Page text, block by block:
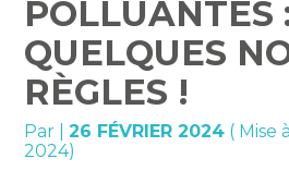
POLLUANTES
QUELQUES
RÈGLES !
Par |26 FÉVRIER 2024 ( Mise
2024)